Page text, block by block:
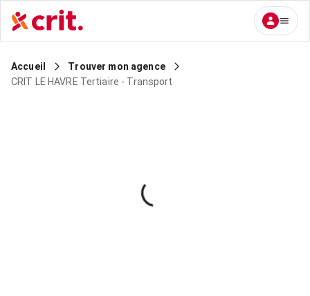
Accueil
Trouver mon agence
CRIT LE HAVRE Tertiaire - Transport